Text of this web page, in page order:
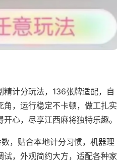
精计分玩法，136张牌适配，自
，运行稳定不卡顿，做工扎实
心，尽享江西麻将独特乐趣。
，贴合本地计分习惯，机器理
，外观简约大方，适配各种家